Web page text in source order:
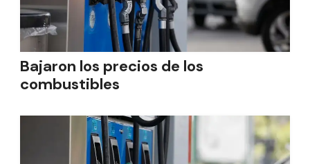
Bajaron los precios de los
combustibles